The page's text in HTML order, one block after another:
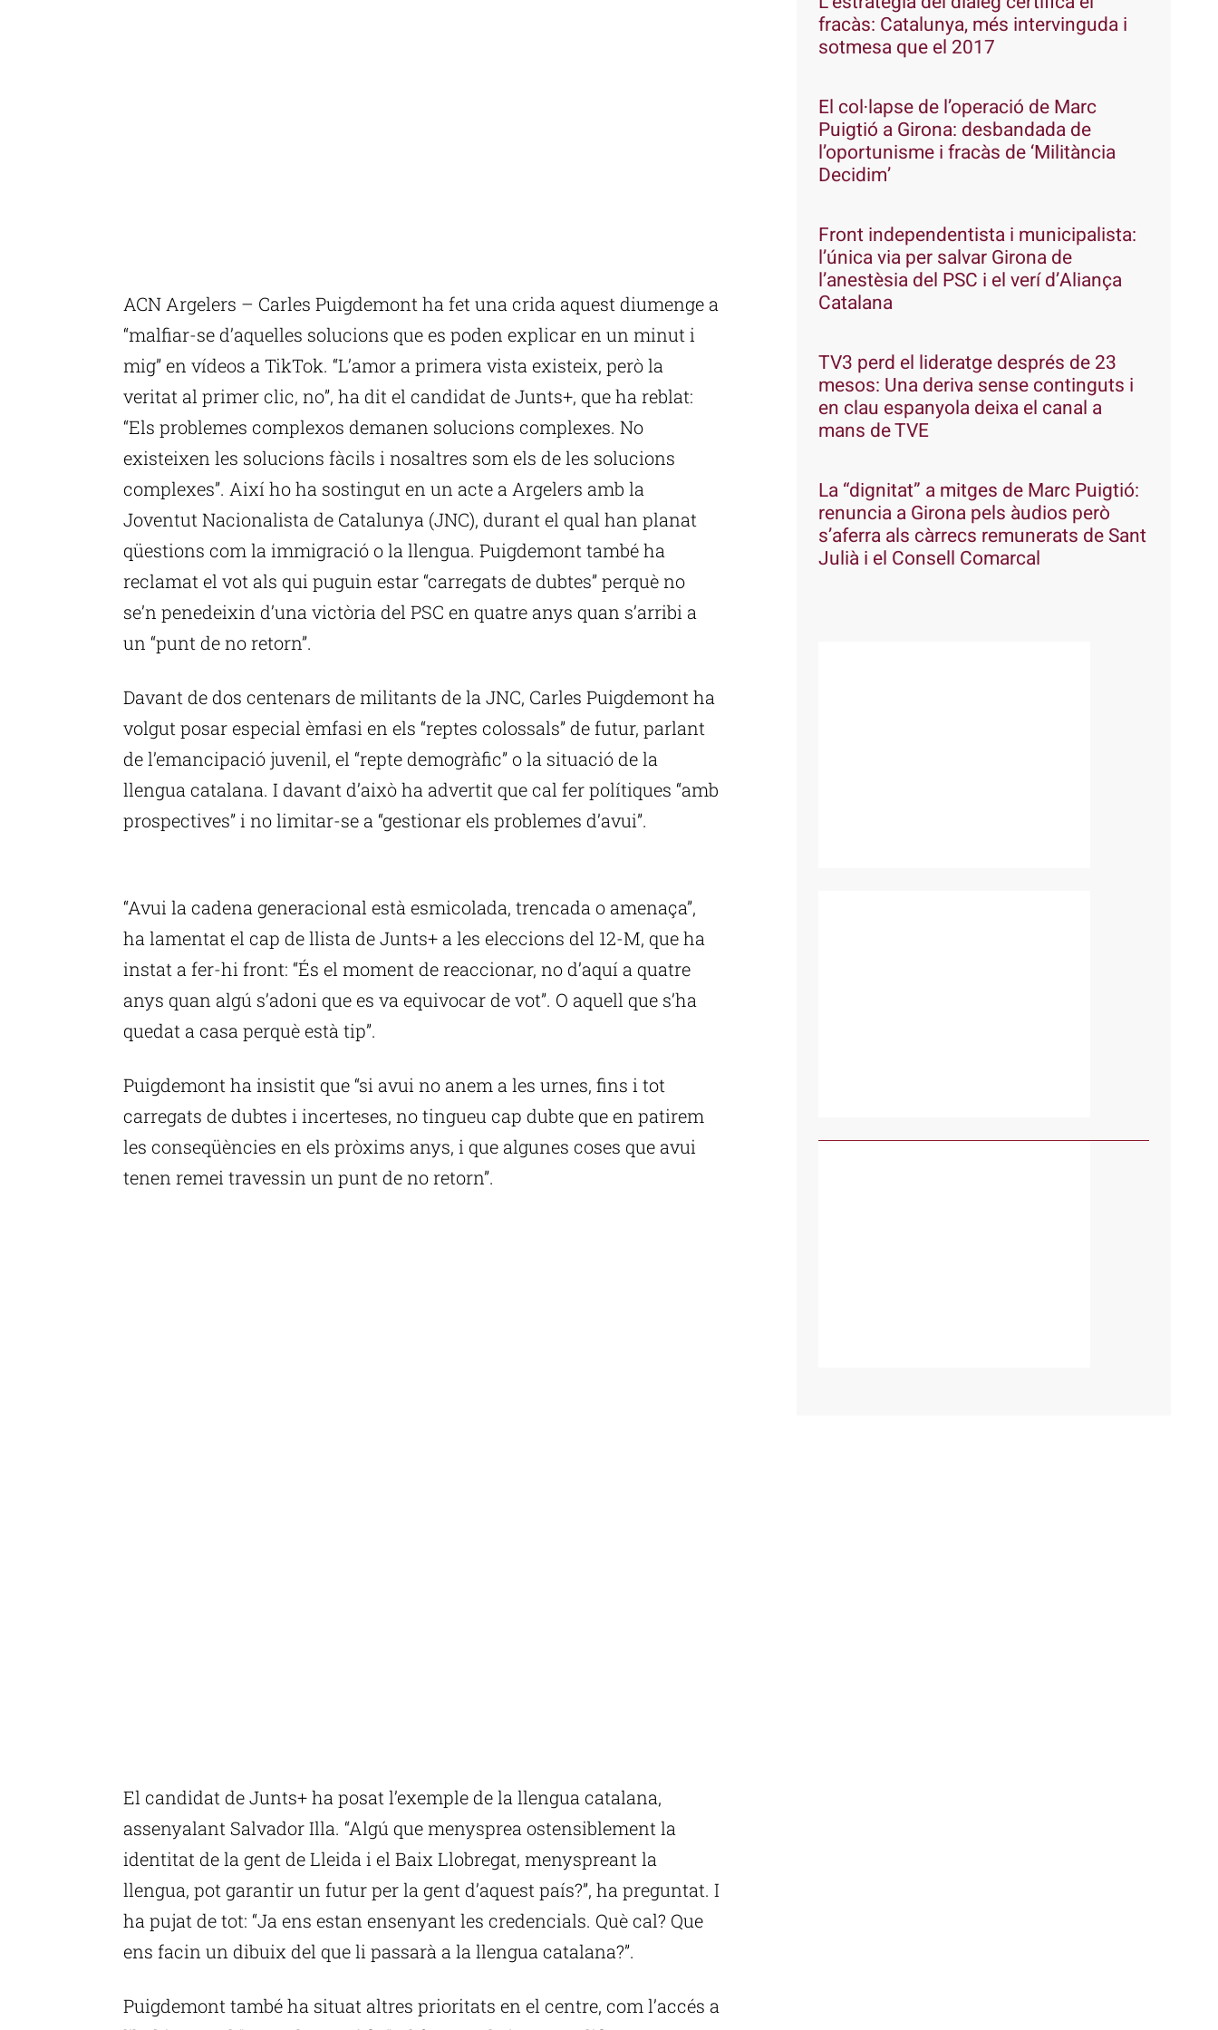
ACN Argelers – Carles Puigdemont ha fet una crida aquest diumenge a
“malfiar-se d’aquelles solucions que es poden explicar en un minut i
mig” en vídeos a TikTok. “L’amor a primera vista existeix, però la
veritat al primer clic, no”, ha dit el candidat de Junts+, que ha reblat:
“Els problemes complexos demanen solucions complexes. No
existeixen les solucions fàcils i nosaltres som els de les solucions
complexes”. Així ho ha sostingut en un acte a Argelers amb la
Joventut Nacionalista de Catalunya (JNC), durant el qual han planat
qüestions com la immigració o la llengua. Puigdemont també ha
reclamat el vot als qui puguin estar “carregats de dubtes” perquè no
se’n penedeixin d’una victòria del PSC en quatre anys quan s’arribi a
un “punt de no retorn”.
Davant de dos centenars de militants de la JNC, Carles Puigdemont ha
volgut posar especial èmfasi en els “reptes colossals” de futur, parlant
de l’emancipació juvenil, el “repte demogràfic” o la situació de la
llengua catalana. I davant d’això ha advertit que cal fer polítiques “amb
prospectives” i no limitar-se a “gestionar els problemes d’avui”.
“Avui la cadena generacional està esmicolada, trencada o amenaça”,
ha lamentat el cap de llista de Junts+ a les eleccions del 12-M, que ha
instat a fer-hi front: “És el moment de reaccionar, no d’aquí a quatre
anys quan algú s’adoni que es va equivocar de vot”. O aquell que s’ha
quedat a casa perquè està tip”.
Puigdemont ha insistit que “si avui no anem a les urnes, fins i tot
carregats de dubtes i incerteses, no tingueu cap dubte que en patirem
les conseqüències en els pròxims anys, i que algunes coses que avui
tenen remei travessin un punt de no retorn”.
El candidat de Junts+ ha posat l’exemple de la llengua catalana,
assenyalant Salvador Illa. “Algú que menysprea ostensiblement la
identitat de la gent de Lleida i el Baix Llobregat, menyspreant la
llengua, pot garantir un futur per la gent d’aquest país?”, ha preguntat. I
ha pujat de tot: “Ja ens estan ensenyant les credencials. Què cal? Que
ens facin un dibuix del que li passarà a la llengua catalana?”.
Puigdemont també ha situat altres prioritats en el centre, com l’accés a
fracàs: Catalunya, més intervinguda i
sotmesa que el 2017
El col·lapse de l’operació de Marc
Puigtió a Girona: desbandada de
l’oportunisme i fracàs de ‘Militància
Decidim’
Front independentista i municipalista:
l’única via per salvar Girona de
l’anestèsia del PSC i el verí d’Aliança
Catalana
TV3 perd el lideratge després de 23
mesos: Una deriva sense continguts i
en clau espanyola deixa el canal a
mans de TVE
La “dignitat” a mitges de Marc Puigtió:
renuncia a Girona pels àudios però
s’aferra als càrrecs remunerats de Sant
Julià i el Consell Comarcal